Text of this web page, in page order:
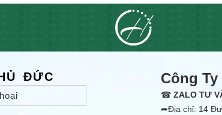
ĐỨC Công
☎ ZALO TƯ
➦Địa chỉ: 14